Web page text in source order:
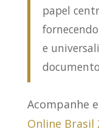
papel
e
Acompanhe
Online Brasil